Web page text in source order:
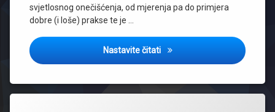
svjetlosnog onečišćenja, od mjerenja pa do primjera
dobre (i loše) prakse te je …
Nastavite čitati Održana prva konferencija